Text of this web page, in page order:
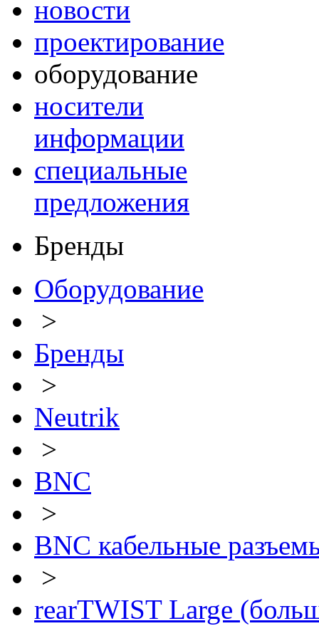
новости
проектирование
оборудование
носители
информации
специальные
предложения
Бренды
Оборудование
>
Бренды
>
Neutrik
>
BNC
>
BNC кабельные
>
rearTWIST Large